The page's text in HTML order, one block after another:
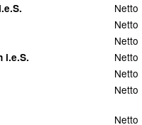
Netto
Netto
Netto
i.e.S.
Netto
Netto
Netto
Netto